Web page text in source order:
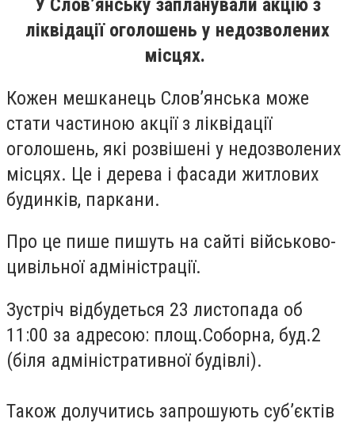
У Слов’янську запланували акцію з
ліквідації оголошень у недозволених
місцях.
Кожен мешканець Слов’янська може
стати частиною акції з ліквідації
оголошень, які розвішені у недозволених
місцях. Це і дерева і фасади житлових
будинків, паркани.
Про це пише пишуть на сайті військово-
цивільної адміністрації.
Зустріч відбудеться 23 листопада об
11:00 за адресою: площ.Соборна, буд.2
(біля адміністративної будівлі).
Також долучитись запрошують суб’єктів